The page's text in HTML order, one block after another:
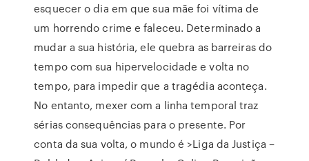
esquecer o dia em que sua mãe foi vítima de
um horrendo crime e faleceu. Determinado a
mudar a sua história, ele quebra as barreiras do
tempo com sua hipervelocidade e volta no
tempo, para impedir que a tragédia aconteça.
No entanto, mexer com a linha temporal traz
sérias consequências para o presente. Por
conta da sua volta, o mundo é >Liga da Justiça –